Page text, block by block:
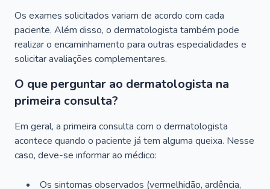
Os exames solicitados variam de acordo com cada
paciente. Além disso, o dermatologista também pode
realizar o encaminhamento para outras especialidades e
solicitar avaliações complementares.
O que perguntar ao dermatologista na
primeira consulta?
Em geral, a primeira consulta com o dermatologista
acontece quando o paciente já tem alguma queixa. Nesse
caso, deve-se informar ao médico:
Os sintomas observados (vermelhidão, ardência,